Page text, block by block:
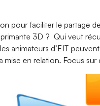
pour faciliter le partage
3D ? Qui veut
animateurs d’EIT
mise en relation. Focus